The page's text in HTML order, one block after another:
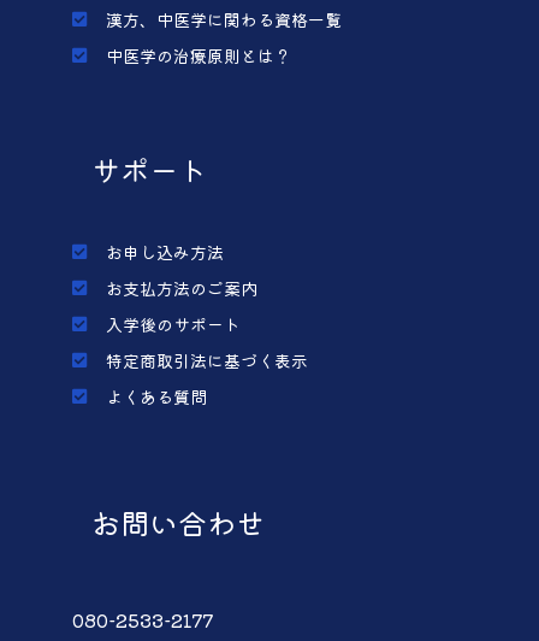
漢方、中医学に関わる資格一覧
中医学の治療原則とは？
サポート
お申し込み方法
お支払方法のご案内
入学後のサポート
特定商取引法に基づく表示
よくある質問
お問い合わせ
080-2533-2177